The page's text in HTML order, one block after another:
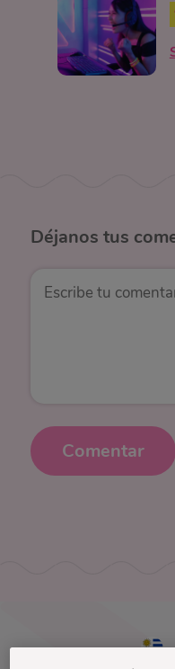
Déjanos tus
Comentar